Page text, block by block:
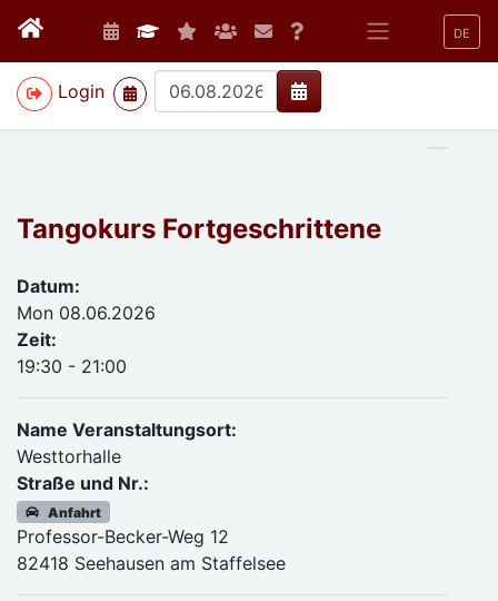
DE
Login
>
Tangokurs Fortgeschrittene
Datum:
Mon 08.06.2026
Zeit:
19:30 - 21:00
Name Veranstaltungsort:
Westtorhalle
Straße und Nr.:
Anfahrt
Professor-Becker-Weg 12
82418 Seehausen am Staffelsee